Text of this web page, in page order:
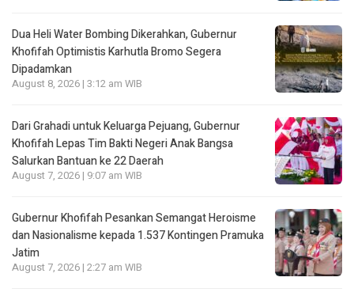
Dua Heli Water Bombing Dikerahkan, Gubernur
Khofifah Optimistis Karhutla Bromo Segera
Dipadamkan
August 8, 2026 | 3:12 am WIB
Dari Grahadi untuk Keluarga Pejuang, Gubernur
Khofifah Lepas Tim Bakti Negeri Anak Bangsa
Salurkan Bantuan ke 22 Daerah
August 7, 2026 | 9:07 am WIB
Gubernur Khofifah Pesankan Semangat Heroisme
dan Nasionalisme kepada 1.537 Kontingen Pramuka
Jatim
August 7, 2026 | 2:27 am WIB